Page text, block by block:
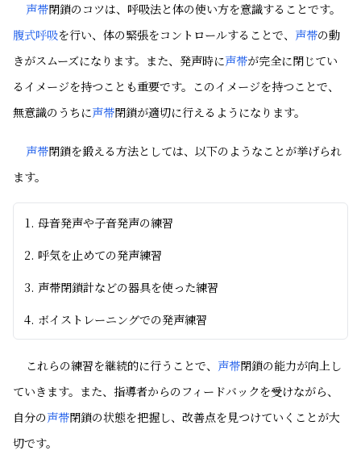
声帯閉鎖のコツは、呼吸法と体の使い方を意識することです。
腹式呼吸を行い、体の緊張をコントロールすることで、 声帯の動
きがスムーズになります。また、発声時に声帯が完全に閉じてい
るイメージを持つことも重要です。このイメージを持つことで、
無意識のうちに声帯閉鎖が適切に行えるようになります。
声帯閉鎖を鍛える方法としては、以下のようなことが挙げられ
ます。
母音発声や子音発声の練習
呼気を止めての発声練習
声帯閉鎖計などの器具を使った練習
ボイストレーニングでの発声練習
これらの練習を継続的に行うことで、 声帯閉鎖の能力が向上し
ていきます。また、指導者からのフィードバックを受けながら、
自分の声帯閉鎖の状態を把握し、改善点を見つけていくことが大
切です。